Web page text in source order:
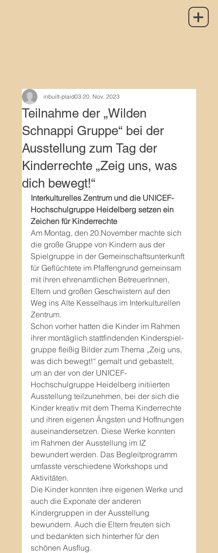
Teilnahme der „Wilden
Schnappi Gruppe“ bei der
Ausstellung zum Tag der
Kinderrechte „Zeig uns, was
dich bewegt!“
inbuilt-plaid03 20. Nov. 2023
Interkulturelles Zentrum und die UNICEF-
Hochschulgruppe Heidelberg setzen ein
Zeichen für Kinderrechte
Am Montag, den 20.November machte sich
die große Gruppe von Kindern aus der
Spielgruppe in der Gemeinschaftsunterkunft
für Geflüchtete im Pfaffengrund gemeinsam
mit ihren ehrenamtlichen BetreuerInnen,
Eltern und großen Geschwistern auf den
Weg ins Alte Kesselhaus im Interkulturellen
Zentrum.
Schon vorher hatten die Kinder im Rahmen
ihrer montäglich stattfindenden Kinderspiel-
gruppe fleißig Bilder zum Thema „Zeig uns,
was dich bewegt!“ gemalt und gebastelt,
um an der von der UNICEF-
Hochschulgruppe Heidelberg initiierten
Ausstellung teilzunehmen, bei der sich die
Kinder kreativ mit dem Thema Kinderrechte
und ihren eigenen Ängsten und Hoffnungen
auseinandersetzen. Diese Werke konnten
im Rahmen der Ausstellung im IZ
bewundert werden. Das Begleitprogramm
umfasste verschiedene Workshops und
Aktivitäten.
Die Kinder konnten ihre eigenen Werke und
auch die Exponate der anderen
Kindergruppen in der Ausstellung
bewundern. Auch die Eltern freuten sich
und bedankten sich hinterher für den
schönen Ausflug.